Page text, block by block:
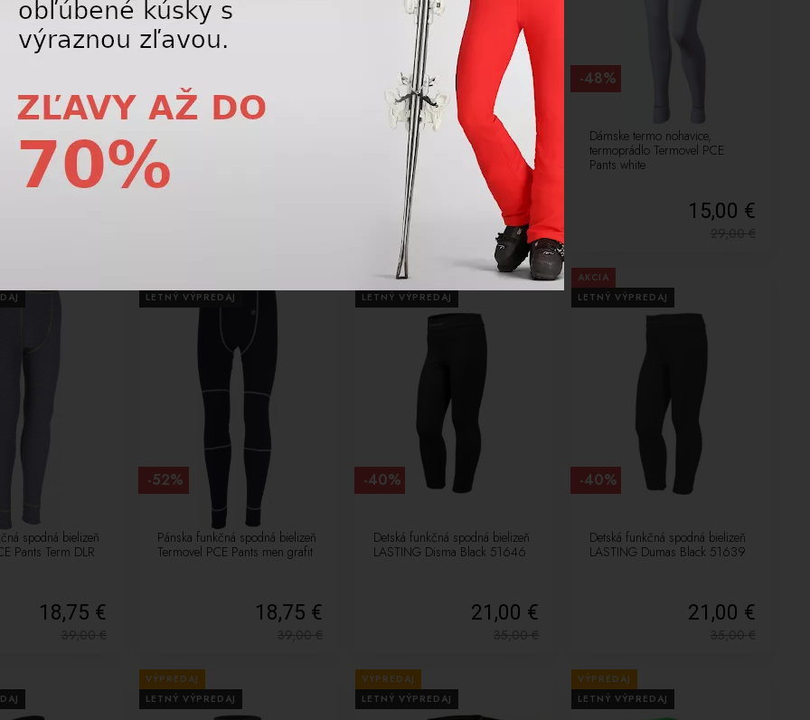
spodky,
Termovel BIG
šedé
Pánske termoprádlo spodky,
BEAR PANTS M
Dámske funkčné termoprádlo,
Termovel Seam Bionic DLR W
29,25 €
59,00€
-50%
Dámske termo nohavice,
termoprádlo Termovel PCE
Pants white
15,00 €
29,00€
-48%
spodná bielizeň
Pants Term DLR
18,75 €
39,00€
LETNÝ VÝPREDAJ
Pánska funkčná spodná bielizeň
Termovel PCE Pants men grafit
18,75 €
39,00€
-52%
AKCIA
LETNÝ VÝPREDAJ
Detská funkčná spodná bielizeň
LASTING Disma Black 51646
21,00 €
35,00€
-40%
AKCIA
LETNÝ VÝPREDAJ
Detská funkčná spodná bielizeň
LASTING Dumas Black 51639
21,00 €
35,00€
-40%
VÝPREDAJ
LETNÝ VÝPREDAJ
VÝPREDAJ
LETNÝ VÝPREDAJ
VÝPREDAJ
LETNÝ VÝPREDAJ